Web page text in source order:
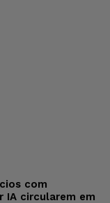
com
IA circularem em